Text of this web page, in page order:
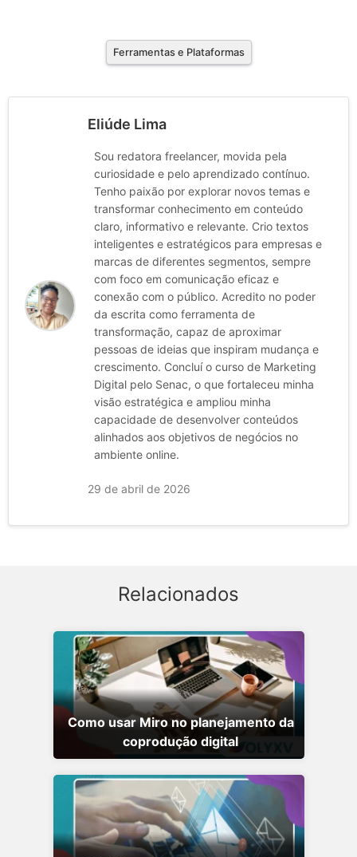
Ferramentas e Plataformas
Eliúde Lima
Sou redatora freelancer, movida pela
curiosidade e pelo aprendizado contínuo.
Tenho paixão por explorar novos temas e
transformar conhecimento em conteúdo
claro, informativo e relevante. Crio textos
inteligentes e estratégicos para empresas e
marcas de diferentes segmentos, sempre
com foco em comunicação eficaz e
conexão com o público. Acredito no poder
da escrita como ferramenta de
transformação, capaz de aproximar
pessoas de ideias que inspiram mudança e
crescimento. Concluí o curso de Marketing
Digital pelo Senac, o que fortaleceu minha
visão estratégica e ampliou minha
capacidade de desenvolver conteúdos
alinhados aos objetivos de negócios no
ambiente online.
29 de abril de 2026
Relacionados
Como usar Miro no planejamento da
coprodução digital